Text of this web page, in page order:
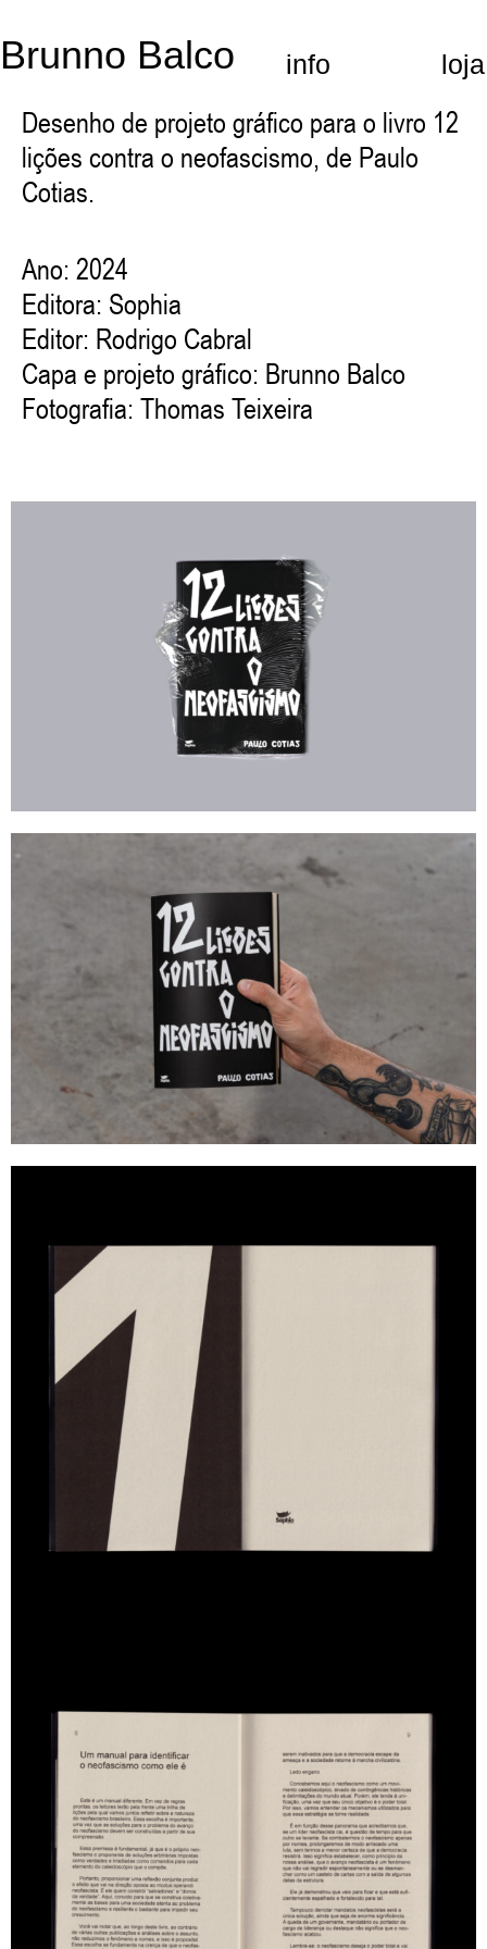
Brunno Balco info loja
Desenho de projeto gráfico para o livro 12
lições contra o neofascismo, de Paulo
Cotias.
Ano: 2024
Editora: Sophia
Editor: Rodrigo Cabral
Capa e projeto gráfico: Brunno Balco
Fotografia: Thomas Teixeira